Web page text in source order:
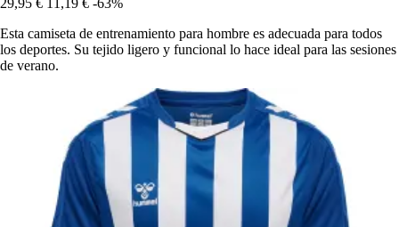
29,95 € 11,19 € -63%
Esta camiseta de entrenamiento para hombre es adecuada para todos
los deportes. Su tejido ligero y funcional lo hace ideal para las sesiones
de verano.